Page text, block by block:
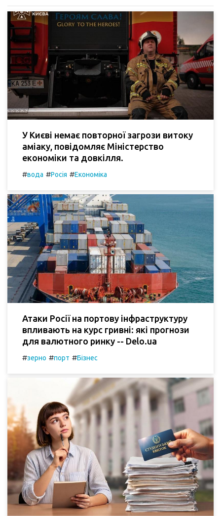
У Києві немає повторної загрози витоку
аміаку, повідомляє Міністерство
економіки та довкілля.
#вода #Росія #Економіка
Атаки Росії на портову інфраструктуру
впливають на курс гривні: які прогнози
для валютного ринку -- Delo.ua
#зерно #порт #Бізнес